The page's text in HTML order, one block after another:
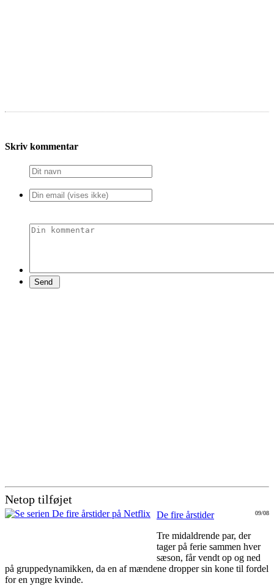
Skriv kommentar
Netop tilføjet
09/08
De fire årstider
Tre midaldrende par, der
tager på ferie sammen hver
sæson, får vendt op og ned
på gruppedynamikken, da en af mændene dropper sin kone til fordel
for en yngre kvinde.